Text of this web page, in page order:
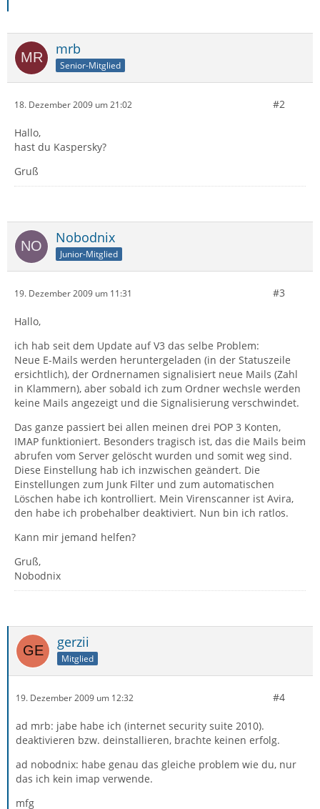
mrb
Senior-Mitglied
18. Dezember 2009 um 21:02 #2
Hallo,
hast du Kaspersky?
Gruß
Nobodnix
Junior-Mitglied
19. Dezember 2009 um 11:31 #3
Hallo,
ich hab seit dem Update auf V3 das selbe Problem:
Neue E-Mails werden heruntergeladen (in der Statuszeile
ersichtlich), der Ordnernamen signalisiert neue Mails (Zahl
in Klammern), aber sobald ich zum Ordner wechsle werden
keine Mails angezeigt und die Signalisierung verschwindet.
Das ganze passiert bei allen meinen drei POP 3 Konten,
IMAP funktioniert. Besonders tragisch ist, das die Mails beim
abrufen vom Server gelöscht wurden und somit weg sind.
Diese Einstellung hab ich inzwischen geändert. Die
Einstellungen zum Junk Filter und zum automatischen
Löschen habe ich kontrolliert. Mein Virenscanner ist Avira,
den habe ich probehalber deaktiviert. Nun bin ich ratlos.
Kann mir jemand helfen?
Gruß,
Nobodnix
gerzii
Mitglied
19. Dezember 2009 um 12:32 #4
ad mrb: jabe habe ich (internet security suite 2010).
deaktivieren bzw. deinstallieren, brachte keinen erfolg.
ad nobodnix: habe genau das gleiche problem wie du, nur
das ich kein imap verwende.
mfg